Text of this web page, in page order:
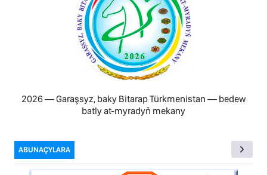
2026 — Garaşsyz, baky Bitarap Türkmenistan — bedew
batly at-myradyň mekany
ABUNAÇYLARA